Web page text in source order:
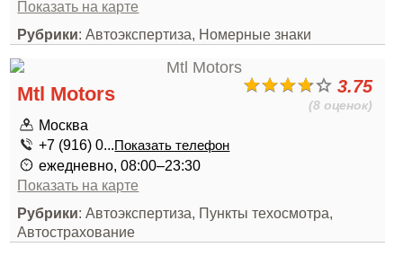
Показать на карте
Рубрики: Автоэкспертиза, Номерные знаки
3.75
(8 оценок)
Mtl Motors
Москва
+7 (916) 0...Показать телефон
ежедневно, 08:00–23:30
Показать на карте
Рубрики: Автоэкспертиза, Пункты техосмотра,
Автострахование